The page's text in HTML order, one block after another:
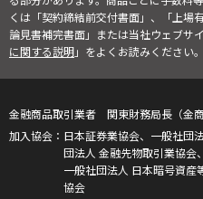
くは「契約締結前交付書面」、「上場
論見書補完書面」または当社ウェブサ
に関する説明」をよくお読みください。
金融商品取引業者 関東財務局長（金
日本証券業協会、一般社団
団法人 金融先物取引業協会、
一般社団法人 日本暗号資産
協会